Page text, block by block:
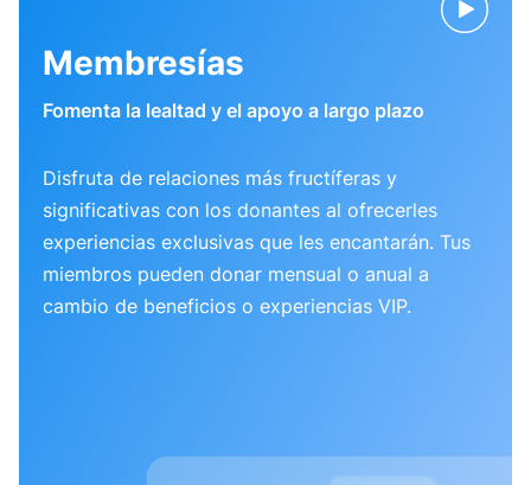
Membresías
Fomenta la lealtad y el apoyo a largo plazo
Disfruta de relaciones más fructíferas y
significativas con los donantes al ofrecerles
experiencias exclusivas que les encantarán. Tus
miembros pueden donar mensual o anual a
cambio de beneficios o experiencias VIP.